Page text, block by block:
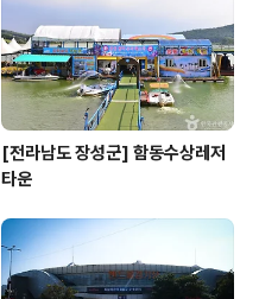
[전라남도 장성군] 함동수상레저
타운